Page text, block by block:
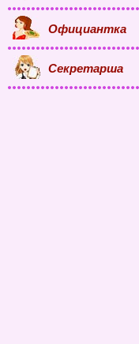
Официантка
Секретарша